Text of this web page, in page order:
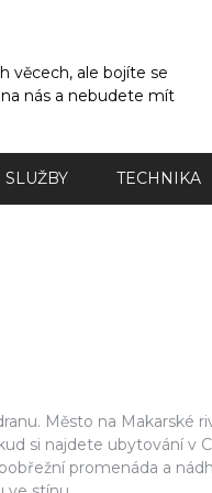
věcech, ale bojíte se
nás a nebudete mít
SLUŽBY TECHNIKA
Město na Makarské
si najdete ubytování v
promenáda a